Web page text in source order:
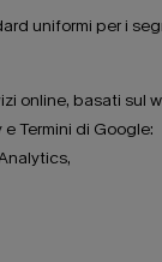
uniformi per i
online, basati sul
Termini di Google: